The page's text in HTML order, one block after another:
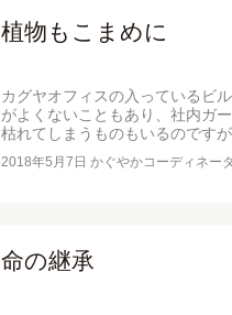
植物もこまめに
カグヤオフィスの入っているビ
がよくないこともあり、社内ガ
枯れてしまうものもいるのです
2018年5月7日 かぐやかコーディネー
命の継承